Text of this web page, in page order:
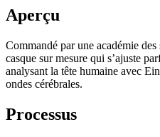
Aperçu
Commandé par une académie
casque sur mesure qui s’ajuste
analysant la tête humaine avec
ondes cérébrales.
Processus